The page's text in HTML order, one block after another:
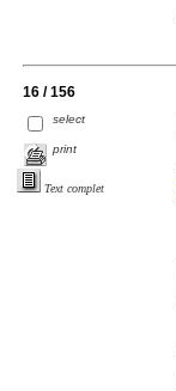
16 / 156
select
print
Text complet